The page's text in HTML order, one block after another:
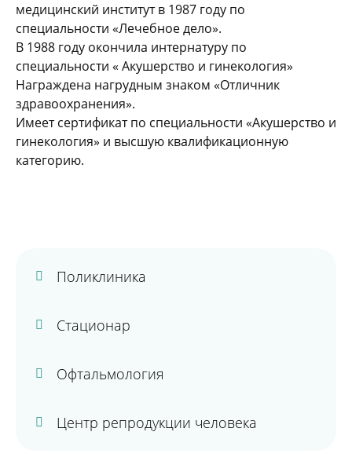
медицинский институт в 1987 году по
специальности «Лечебное дело».
В 1988 году окончила интернатуру по
специальности « Акушерство и гинекология»
Награждена нагрудным знаком «Отличник
здравоохранения».
Имеет сертификат по специальности «Акушерство и
гинекология» и высшую квалификационную
категорию.
Поликлиника
Стационар
Офтальмология
Центр репродукции человека